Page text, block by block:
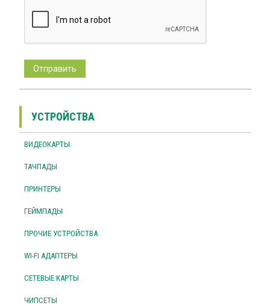
УСТРОЙСТВА
ВИДЕОКАРТЫ
ТАЧПАДЫ
ПРИНТЕРЫ
ГЕЙМПАДЫ
ПРОЧИЕ УСТРОЙСТВА
WI-FI АДАПТЕРЫ
СЕТЕВЫЕ КАРТЫ
ЧИПСЕТЫ